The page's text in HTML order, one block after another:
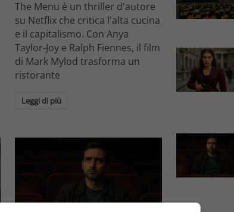
The Menu è un thriller d'autore
su Netflix che critica l'alta cucina
e il capitalismo. Con Anya
Taylor-Joy e Ralph Fiennes, il film
di Mark Mylod trasforma un
ristorante
Leggi di più